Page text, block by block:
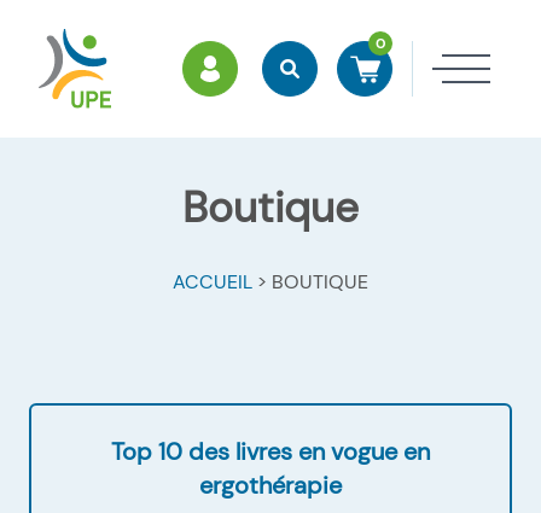
ESPACE MEMBRES
RechercherAccéder à mon panier
0
Boutique
ACCUEIL > BOUTIQUE
Top 10 des livres en vogue en
ergothérapie